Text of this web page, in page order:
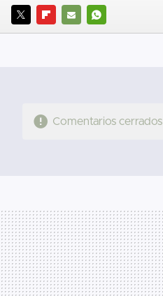
TWITTERFLIPBOARD
E- WHATSAPP
Comentarios cerrados